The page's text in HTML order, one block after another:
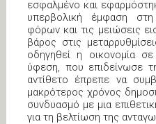
εσφαλμένο και
υπερβολική έμφαση στη
φόρων και τις μειώσεις
βάρος στις
οδηγηθεί η οικονομία
ύφεση, που επιδείνωσε
αντίθετο έπρεπε να
μακρότερος χρόνος
συνδυασμό με μια
για τη βελτίωση της